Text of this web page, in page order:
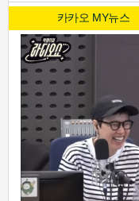
카카오 MY뉴스